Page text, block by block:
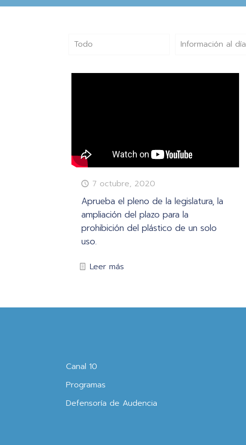
Todo Información al día
7 octubre, 2020
Aprueba el pleno de la legislatura, la
ampliación del plazo para la
prohibición del plástico de un solo
uso.
Leer más
Canal 10
Programas
Defensoría de Audencia